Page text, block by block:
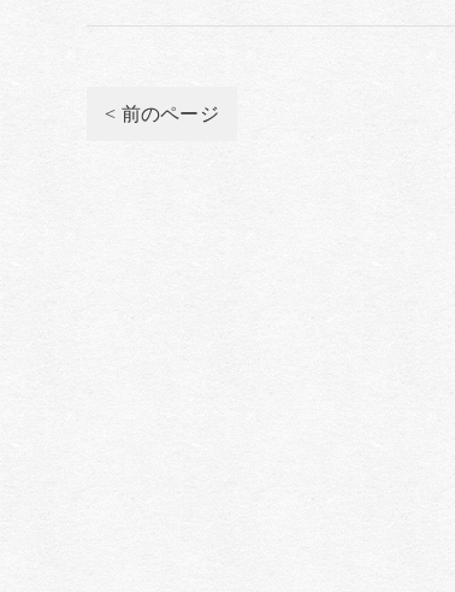
< 前のページ